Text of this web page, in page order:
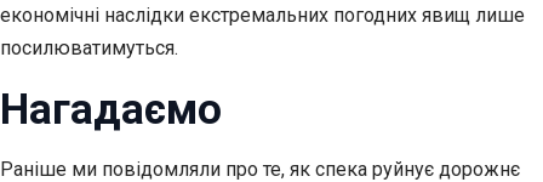
економічні наслідки екстремальних погодних явищ лише
посилюватимуться.
Нагадаємо
Раніше ми повідомляли про те, як спека руйнує дорожнє